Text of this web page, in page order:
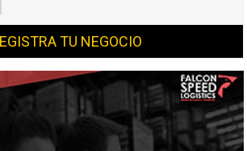
TU NEGOCIO